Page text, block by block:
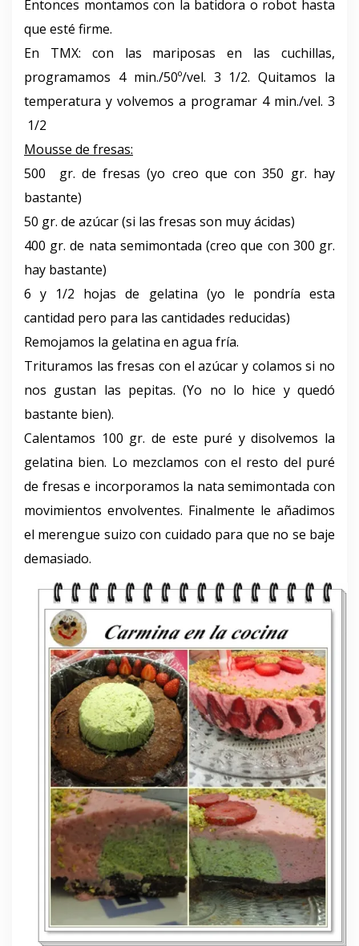
Entonces montamos con la batidora o robot hasta
que esté firme.
En TMX: con las mariposas en las cuchillas,
programamos 4 min./50º/vel. 3 1/2. Quitamos la
temperatura y volvemos a programar 4 min./vel. 3
1/2
Mousse de fresas:
500 gr. de fresas (yo creo que con 350 gr. hay
bastante)
50 gr. de azúcar (si las fresas son muy ácidas)
400 gr. de nata semimontada (creo que con 300 gr.
hay bastante)
6 y 1/2 hojas de gelatina (yo le pondría esta
cantidad pero para las cantidades reducidas)
Remojamos la gelatina en agua fría.
Trituramos las fresas con el azúcar y colamos si no
nos gustan las pepitas. (Yo no lo hice y quedó
bastante bien).
Calentamos 100 gr. de este puré y disolvemos la
gelatina bien. Lo mezclamos con el resto del puré
de fresas e incorporamos la nata semimontada con
movimientos envolventes. Finalmente le añadimos
el merengue suizo con cuidado para que no se baje
demasiado.